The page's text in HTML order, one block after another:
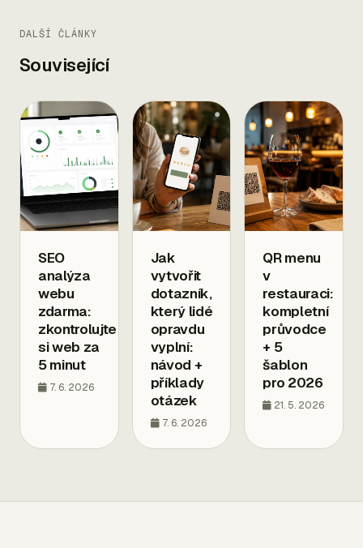
DALŠÍ ČLÁNKY
Související
SEO
analýza
webu
zdarma:
zkontrolujte
si web za
5 minut
7. 6. 2026
Jak
vytvořit
dotazník,
který lidé
opravdu
vyplní:
návod +
příklady
otázek
7. 6. 2026
QR menu
v
restauraci:
kompletní
průvodce
+ 5
šablon
pro 2026
21. 5. 2026